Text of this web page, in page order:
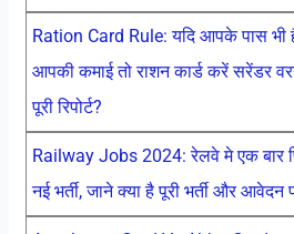
Ration Card Rule: यदि आपके पास भी
आपकी कमाई तो राशन कार्ड करें सरेंडर
पूरी रिपोर्ट?
Railway Jobs 2024: रेलवे मे एक बार
नई भर्ती, जाने क्या है पूरी भर्ती और आवेदन